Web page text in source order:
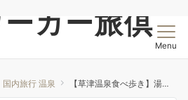
カー旅倶
Menu
国内旅行 温泉 【草津温泉食べ歩き】湯畑から徒歩5分のホテルに泊まった結果…